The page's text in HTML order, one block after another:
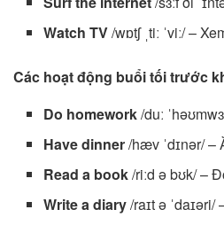
Watch TV/wɒtʃ ˌtiː ˈviː/ –
Các hoạt động buổi tối trước
Do homework/duː
Have dinner/hæv ˈdɪnər/ –
Read a book/riːd ə bʊk/ –
Write a diary/raɪt ə